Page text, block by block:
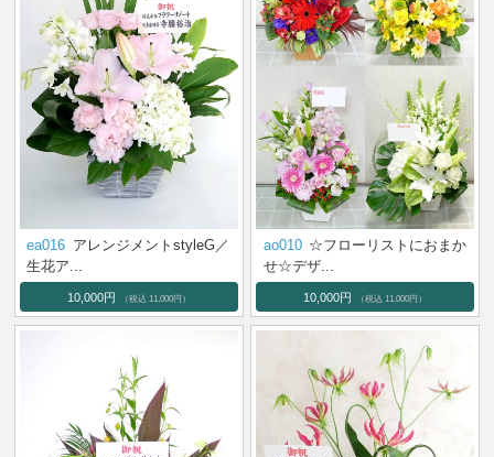
ea016 アレンジメントstyleG／
生花ア...
10,000円 （税込 11,000円）
ao010 ☆フローリストにおまか
せ☆デザ...
10,000円 （税込 11,000円）